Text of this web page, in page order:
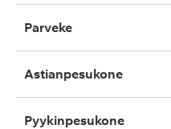
parveke
astianpesukone
pyykinpesukone